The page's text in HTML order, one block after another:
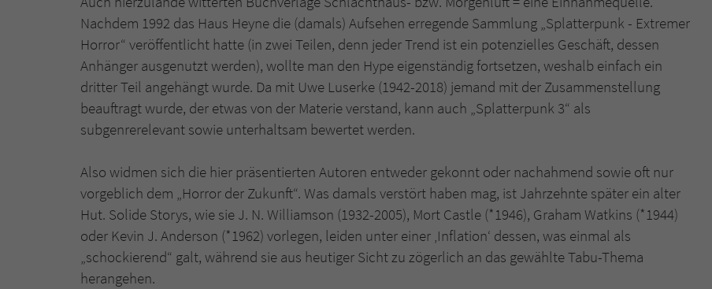
Nachdem 1992 das Haus Heyne die (damals) Aufsehen erregende Sammlung „Splatterpunk - Extremer
Horror“ veröffentlicht hatte (in zwei Teilen, denn jeder Trend ist ein potenzielles Geschäft, dessen
Anhänger ausgenutzt werden), wollte man den Hype eigenständig fortsetzen, weshalb einfach ein
dritter Teil angehängt wurde. Da mit Uwe Luserke (1942-2018) jemand mit der Zusammenstellung
beauftragt wurde, der etwas von der Materie verstand, kann auch „Splatterpunk 3“ als
subgenrerelevant sowie unterhaltsam bewertet werden.
Also widmen sich die hier präsentierten Autoren entweder gekonnt oder nachahmend sowie oft nur
vorgeblich dem „Horror der Zukunft“. Was damals verstört haben mag, ist Jahrzehnte später ein alter
Hut. Solide Storys, wie sie J. N. Williamson (1932-2005), Mort Castle (*1946), Graham Watkins (*1944)
oder Kevin J. Anderson (*1962) vorlegen, leiden unter einer ‚Inflation‘ dessen, was einmal als
„schockierend“ galt, während sie aus heutiger Sicht zu zögerlich an das gewählte Tabu-Thema
herangehen.